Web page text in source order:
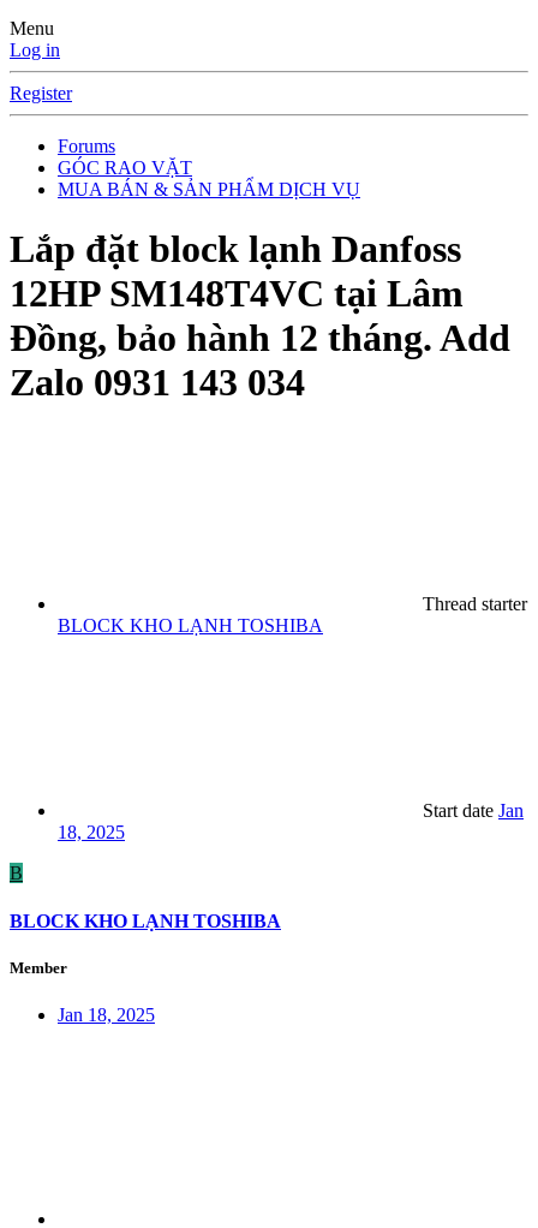
Menu
Log in
Register
Forums
GÓC RAO VẶT
MUA BÁN & SẢN PHẨM DỊCH VỤ
Lắp đặt block lạnh Danfoss
12HP SM148T4VC tại Lâm
Đồng, bảo hành 12 tháng. Add
Zalo 0931 143 034
Thread starter
BLOCK KHO LẠNH TOSHIBA
Start date Jan
18, 2025
B
BLOCK KHO LẠNH TOSHIBA
Member
Jan 18, 2025